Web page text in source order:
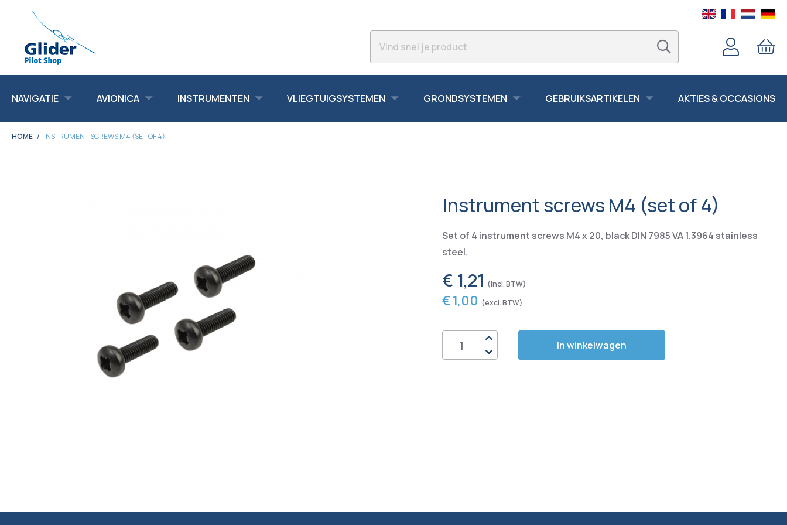
NAVIGATIE AVIONICA INSTRUMENTEN VLIEGTUIGSYSTEMEN GRONDSYSTEMEN GEBRUIKSARTIKELEN AKTIES & OCCASIONS
HOME INSTRUMENT SCREWS M4 (SET OF 4)
Instrument screws M4 (set of 4)
Set of 4 instrument screws M4 x 20, black DIN 7985 VA 1.3964 stainless
steel.
€ 1,21
€ 1,00
In winkelwagen